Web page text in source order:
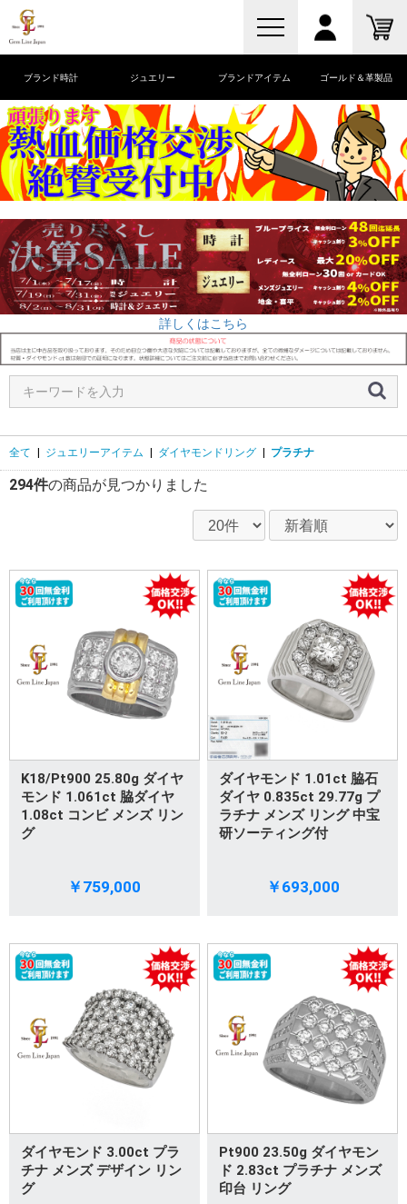
ブランド時計 ジュエリー ブランドアイテム ゴールド＆革製品
詳しくはこちら
全て ジュエリーアイテム ダイヤモンドリング プラチナ
294件の商品が見つかりました
K18/Pt900 25.80g ダイヤ
モンド 1.061ct 脇ダイヤ
1.08ct コンビ メンズ リン
グ
￥759,000
ダイヤモンド 1.01ct 脇石
ダイヤ 0.835ct 29.77g プ
ラチナ メンズ リング 中宝
研ソーティング付
￥693,000
ダイヤモンド 3.00ct プラ
チナ メンズ デザイン リン
グ
Pt900 23.50g ダイヤモン
ド 2.83ct プラチナ メンズ
印台 リング